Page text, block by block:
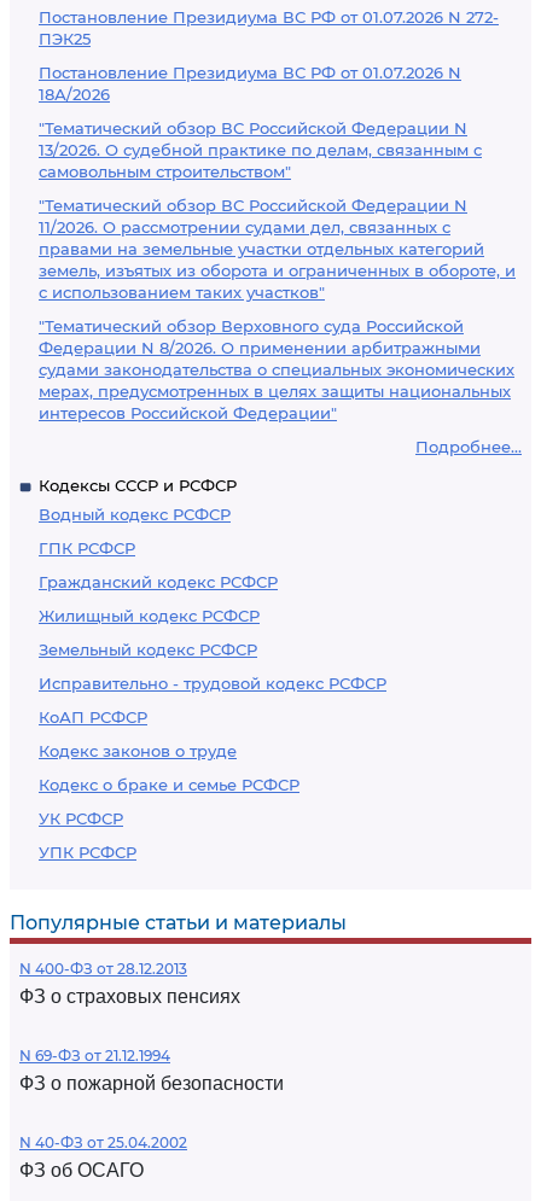
Постановление Президиума ВС РФ от 01.07.2026 N 272-
ПЭК25
Постановление Президиума ВС РФ от 01.07.2026 N
18А/2026
"Тематический обзор ВС Российской Федерации N
13/2026. О судебной практике по делам, связанным с
самовольным строительством"
"Тематический обзор ВС Российской Федерации N
11/2026. О рассмотрении судами дел, связанных с
правами на земельные участки отдельных категорий
земель, изъятых из оборота и ограниченных в обороте, и
с использованием таких участков"
"Тематический обзор Верховного суда Российской
Федерации N 8/2026. О применении арбитражными
судами законодательства о специальных экономических
мерах, предусмотренных в целях защиты национальных
интересов Российской Федерации"
Подробнее...
Кодексы СССР и РСФСР
Водный кодекс РСФСР
ГПК РСФСР
Гражданский кодекс РСФСР
Жилищный кодекс РСФСР
Земельный кодекс РСФСР
Исправительно - трудовой кодекс РСФСР
КоАП РСФСР
Кодекс законов о труде
Кодекс о браке и семье РСФСР
УК РСФСР
УПК РСФСР
Популярные статьи и материалы
N 400-ФЗ от 28.12.2013
ФЗ о страховых пенсиях
N 69-ФЗ от 21.12.1994
ФЗ о пожарной безопасности
N 40-ФЗ от 25.04.2002
ФЗ об ОСАГО